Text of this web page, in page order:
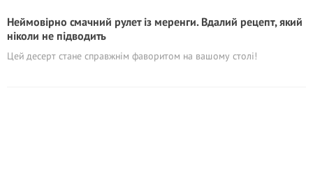
Неймовірно смачний рулет із меренги. Вдалий рецепт, який
ніколи не підводить
Цей десерт стане справжнім фаворитом на вашому столі!